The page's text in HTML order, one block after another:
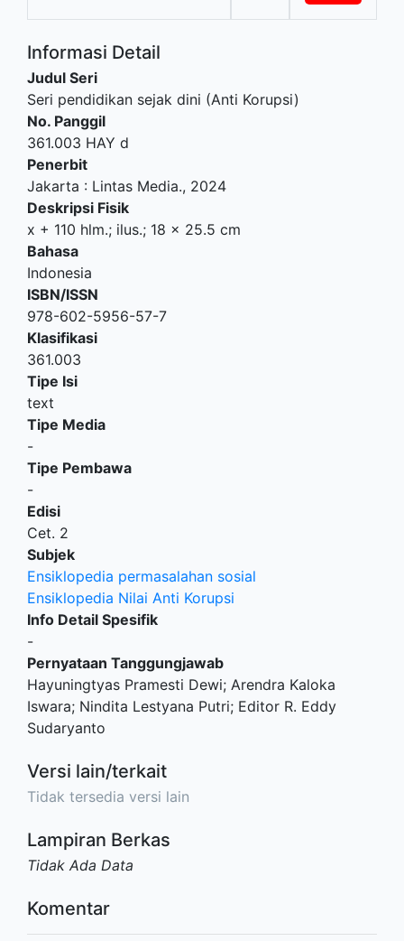
Informasi Detail
Judul Seri
Seri pendidikan sejak dini (Anti Korupsi)
No. Panggil
361.003 HAY d
Penerbit
Jakarta : Lintas Media., 2024
Deskripsi Fisik
x + 110 hlm.; ilus.; 18 x 25.5 cm
Bahasa
Indonesia
ISBN/ISSN
978-602-5956-57-7
Klasifikasi
361.003
Tipe Isi
text
Tipe Media
-
Tipe Pembawa
-
Edisi
Cet. 2
Subjek
Ensiklopedia permasalahan sosial
Ensiklopedia Nilai Anti Korupsi
Info Detail Spesifik
-
Pernyataan Tanggungjawab
Hayuningtyas Pramesti Dewi; Arendra Kaloka
Iswara; Nindita Lestyana Putri; Editor R. Eddy
Sudaryanto
Versi lain/terkait
Tidak tersedia versi lain
Lampiran Berkas
Tidak Ada Data
Komentar